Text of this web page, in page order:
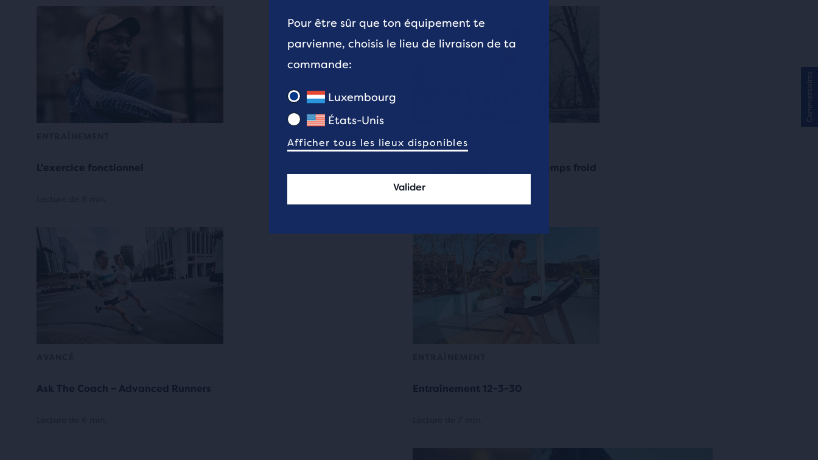
L’exercice fonctionnel Conseils pour les runs par temps froid
Ask The Coach – Advanced Runners Entraînement 12-3-30
Pour être sûr que ton équipement te
parvienne, choisis le lieu de livraison de ta
commande:
Luxembourg
États-Unis
Afficher tous les lieux disponibles
Valider
Commentaires